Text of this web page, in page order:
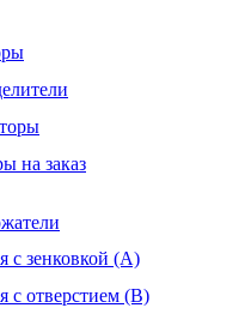
на заказ
с зенковкой (А)
с отверстием (В)